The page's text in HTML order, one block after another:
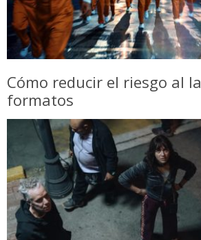
Cómo reducir el riesgo al
formatos